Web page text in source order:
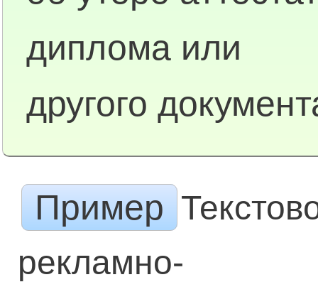
диплома или
другого
Пример
рекламно-